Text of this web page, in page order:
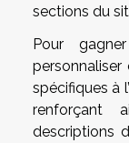
sections du
Pour
spécifiques à
renforçant
descriptions